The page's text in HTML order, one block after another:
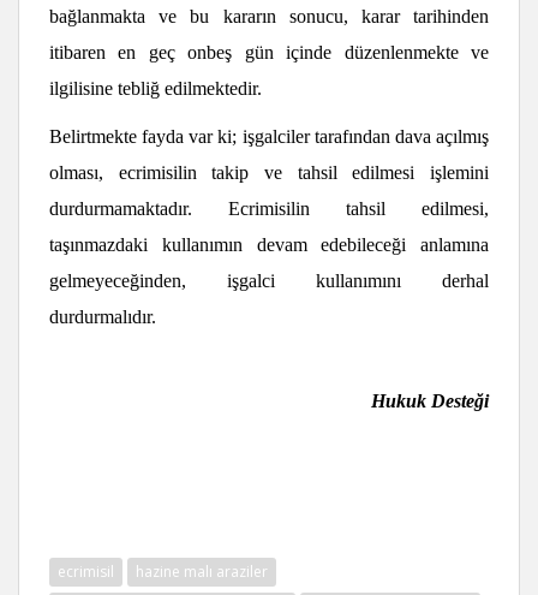
bağlanmakta ve bu kararın sonucu, karar tarihinden
itibaren en geç onbeş gün içinde düzenlenmekte ve
ilgilisine tebliğ edilmektedir.
Belirtmekte fayda var ki; işgalciler tarafından dava açılmış
olması, ecrimisilin takip ve tahsil edilmesi işlemini
durdurmamaktadır. Ecrimisilin tahsil edilmesi,
taşınmazdaki kullanımın devam edebileceği anlamına
gelmeyeceğinden, işgalci kullanımını derhal
durdurmalıdır.
Hukuk Desteği
ecrimisil
hazine malı araziler